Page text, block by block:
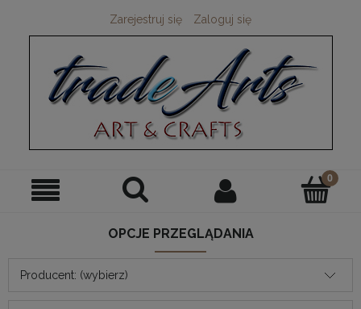
Zarejestruj się Zaloguj się
OPCJE PRZEGLĄDANIA
Producent: (wybierz)